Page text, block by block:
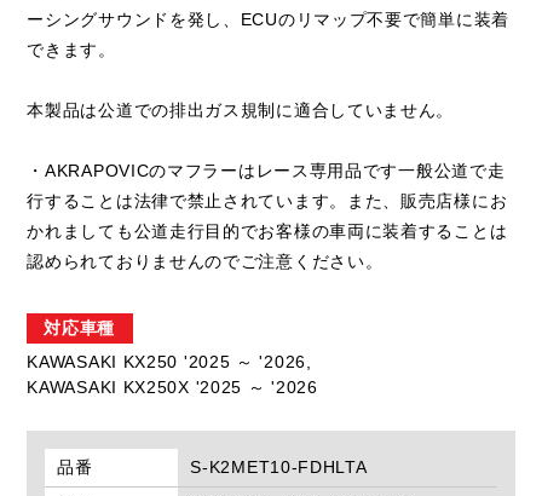
ーシングサウンドを発し、ECUのリマップ不要で簡単に装着
できます。
本製品は公道での排出ガス規制に適合していません。
・AKRAPOVICのマフラーはレース専用品です一般公道で走
行することは法律で禁止されています。また、販売店様にお
かれましても公道走行目的でお客様の車両に装着することは
認められておりませんのでご注意ください。
対応車種
KAWASAKI KX250 '2025 ～ '2026,
KAWASAKI KX250X '2025 ～ '2026
品番
S-K2MET10-FDHLTA